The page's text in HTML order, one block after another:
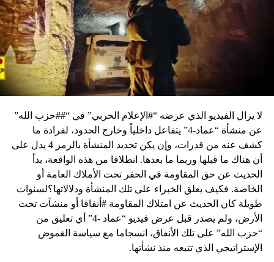
لا يزال الفيديو الذي عرضه “#الإعلام الحربي” في “##حزب الله”
عن منشأة “عماد-4” يتفاعل داخلياً وخارج الحدود، لفرادة ما
كشف عنه من قدرات، وإن يكن تحديد المنشأة بالرمز 4 يدل على
أن هناك ما قبلها وربما ما بعدها. انطلاقا من هذه الواقعة، بدأ
الحديث عن حق المقاومة في الحفر تحت الأملاك العامة أو
الخاصة. فكيف يعلق الخبراء على تلك المنشأة ودلالاتها؟لسنوات
طويلة كان الحديث عن امتلاك المقاومة #أنفاقا أو منشآت تحت
الأرض، ولم يصدر قبل عرض فيديو “عماد -4” أي تعليق من
“حزب الله” على تلك الأنفاق، انسجاما مع سياسة الغموض
الإستراتيجي الذي تتبعه منذ نشأتها.